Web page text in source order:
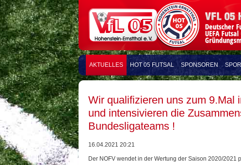
AKTUELLES HOT 05 FUTSAL SPONSOREN
Wir qualifizieren uns zum 9.Mal
und intensivieren die
Bundesligateams !
16.04.2021 20:21
Der NOFV wendet in der Wertung der Saison 2020/2021